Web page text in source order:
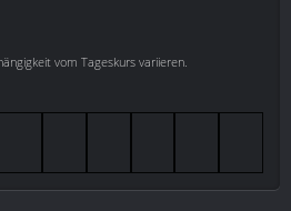
vom Tageskurs variieren.